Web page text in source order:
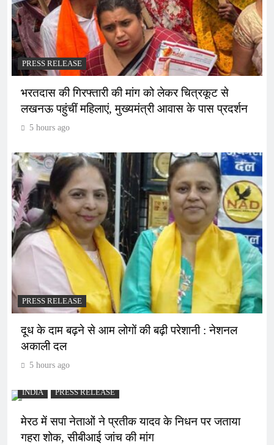
PRESS RELEASE
भरतदास की गिरफ्तारी की मांग को लेकर चित्रकूट से
लखनऊ पहुंचीं महिलाएं, मुख्यमंत्री आवास के पास प्रदर्शन
5 hours ago
PRESS RELEASE
दूध के दाम बढ़ने से आम लोगों की बढ़ी परेशानी : नेशनल
अकाली दल
5 hours ago
INDIA PRESS RELEASE
मेरठ में सपा नेताओं ने प्रतीक यादव के निधन पर जताया
गहरा शोक, सीबीआई जांच की मांग